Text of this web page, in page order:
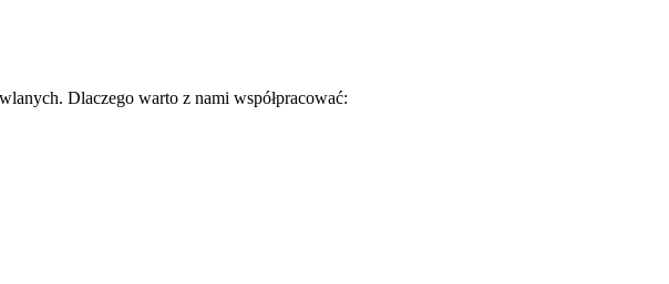
Dlaczego warto z nami współpracować: